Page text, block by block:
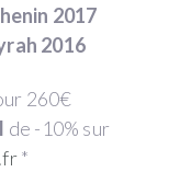
2017
2016
260€
de -10% sur
*